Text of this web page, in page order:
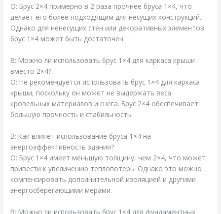
О: Брус 2×4 примерно в 2 раза прочнее бруса 1×4, что
делает его более подходящим для несущих конструкций.
Однако для ненесущих стен или декоративных элементов
брус 1×4 может быть достаточен.
В: Можно ли использовать брус 1×4 для каркаса крыши
вместо 2×4?
О: Не рекомендуется использовать брус 1×4 для каркаса
крыши, поскольку он может не выдержать веса
кровельных материалов и снега. Брус 2×4 обеспечивает
большую прочность и стабильность.
В: Как влияет использование бруса 1×4 на
энергоэффективность здания?
О: Брус 1×4 имеет меньшую толщину, чем 2×4, что может
привести к увеличению теплопотерь. Однако это можно
компенсировать дополнительной изоляцией и другими
энергосберегающими мерами.
В: Можно ли использовать брус 1×4 для фундаментных